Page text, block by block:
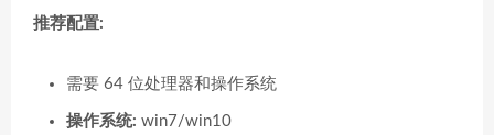
推荐配置:
需要 64 位处理器和操作系统
操作系统: win7/win10